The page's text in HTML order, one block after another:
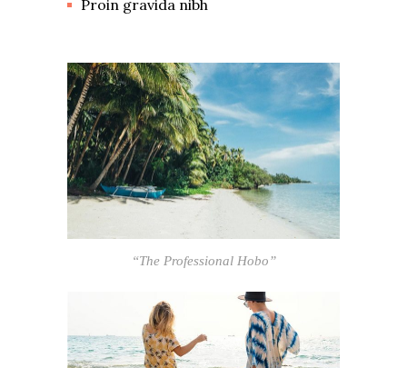
Proin gravida nibh
“The Professional Hobo”